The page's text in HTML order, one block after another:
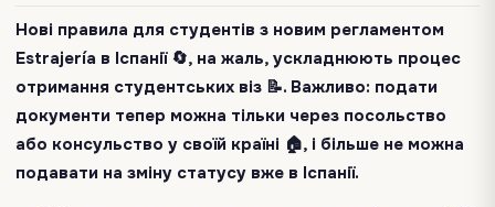
Нові правила для студентів з новим регламентом
Estrajería в Іспанії 🔄, на жаль, ускладнюють процес
отримання студентських віз 📝. Важливо: подати
документи тепер можна тільки через посольство
або консульство у своїй країні 🏠, і більше не можна
подавати на зміну статусу вже в Іспанії.